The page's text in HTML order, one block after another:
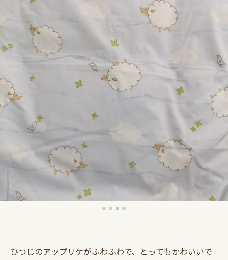
ひつじのアップリケがふわふわで、とってもかわいいで